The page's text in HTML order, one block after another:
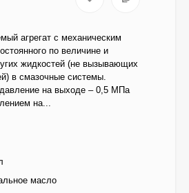
агрегат с механическим
по величине и
жидкостей (не вызывающих
в смазочные системы.
на выходе – 0,5 МПа
на...
масло